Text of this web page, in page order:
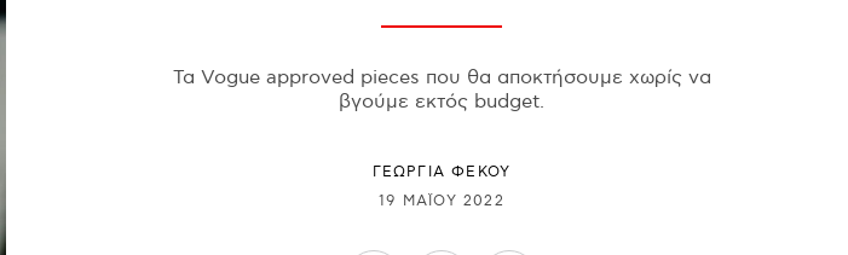
Τα Vogue approved pieces που θα αποκτήσουμε χωρίς να
βγούμε εκτός budget.
ΓΕΩΡΓΙΑ ΦΕΚΟΥ
19 ΜΑΪ́ΟΥ 2022